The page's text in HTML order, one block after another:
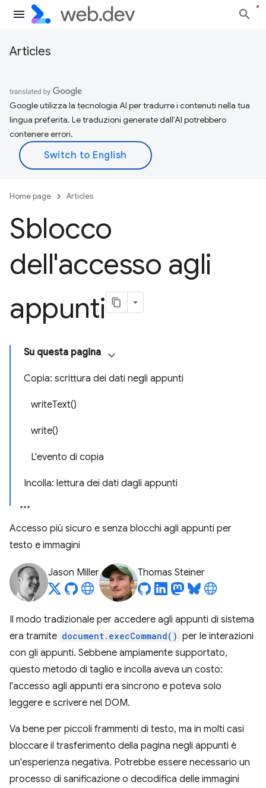
Articles
Google utilizza la tecnologia AI per tradurre i contenuti nella tua
lingua preferita. Le traduzioni generate dall'AI potrebbero
contenere errori.
Home page Articles
Sblocco
dell'accesso agli
appunti
Su questa pagina
Copia: scrittura dei dati negli appunti
writeText()
write()
L'evento di copia
Incolla: lettura dei dati dagli appunti
Accesso più sicuro e senza blocchi agli appunti per
testo e immagini
Jason Miller Thomas Steiner
Il modo tradizionale per accedere agli appunti di sistema
era tramite document.execCommand() per le interazioni
con gli appunti. Sebbene ampiamente supportato,
questo metodo di taglio e incolla aveva un costo:
l'accesso agli appunti era sincrono e poteva solo
leggere e scrivere nel DOM.
Va bene per piccoli frammenti di testo, ma in molti casi
bloccare il trasferimento della pagina negli appunti è
un'esperienza negativa. Potrebbe essere necessario un
processo di sanificazione o decodifica delle immagini